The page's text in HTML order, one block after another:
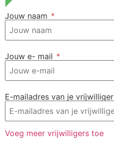
Jouw naam *
Jouw e- mail *
E-mailadres van je vrijwilliger
Voeg meer vrijwilligers toe